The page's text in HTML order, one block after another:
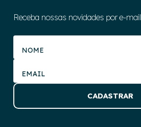
Receba nossas novidades por e-mail